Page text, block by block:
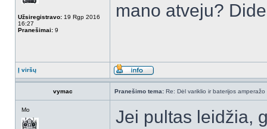
Užsiregistravo: 19 Rgp 2016
16:27
Pranešimai: 9
mano atveju?
Į viršų
vymac Pranešimo tema: Re: Dėl variklio ir baterijos amperažo
Mo
Jei pultas leidžia,